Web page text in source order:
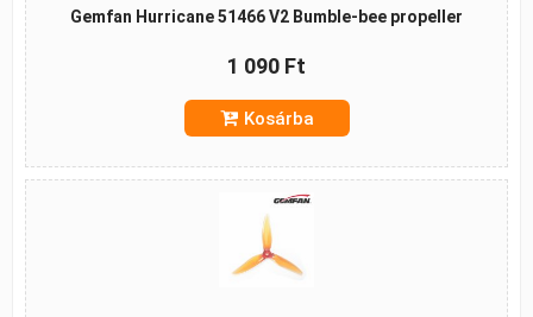
Gemfan Hurricane 51466 V2 Bumble-bee propeller
1 090 Ft
Kosárba